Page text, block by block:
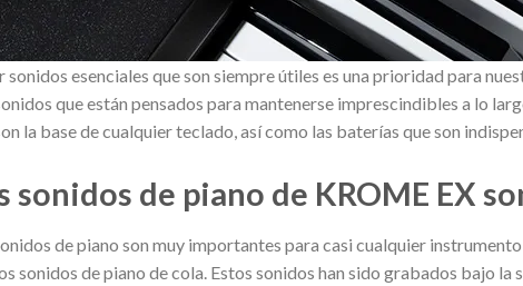
sonidos esenciales que son siempre útiles es una prioridad para
que están pensados para mantenerse imprescindibles a lo
la base de cualquier teclado, así como las baterías que son
sonidos de piano de KROME EX
de piano son muy importantes para casi cualquier
sonidos de piano de cola. Estos sonidos han sido grabados bajo la